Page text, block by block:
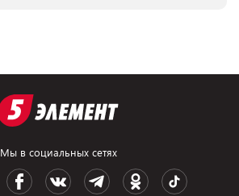
Мы в социальных сетях